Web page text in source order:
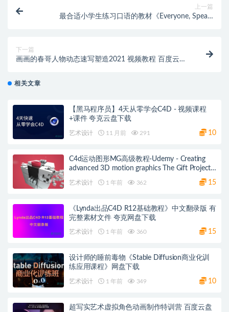
上一篇
最合适小学生练习口语的教材《Everyone, Speak!
下一篇
画画的春哥人物动态速写塑造2021 视频教程 百度云盘
相关文章
【黑马程序员】4天从零学会C4D - 视频课程
+课件 夸克云盘下载
艺术设计 11 月前 291 10
C4d运动图形MG高级教程-Udemy - Creating
advanced 3D motion graphics The Gift Project
艺术设计 1 年前 362 15
《Lynda出品C4D R12基础教程》中文翻录版 有
完整素材文件 夸克网盘下载
艺术设计 1 年前 360 15
设计师的睡前毒物《Stable Diffusion商业化训
练应用课程》网盘下载
艺术设计 1 年前 349 10
超写实艺术虚拟角色动画制作特训营 百度云盘